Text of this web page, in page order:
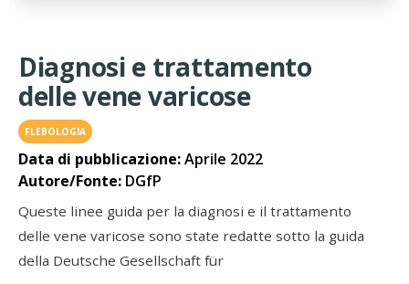
Diagnosi e trattamento
delle vene varicose
FLEBOLOGIA
Data di pubblicazione:Aprile 2022
Autore/Fonte: DGfP
Queste linee guida per la diagnosi e il trattamento
delle vene varicose sono state redatte sotto la guida
della Deutsche Gesellschaft für